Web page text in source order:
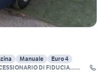
Manuale
Euro 4
DI FIDUCIA.......